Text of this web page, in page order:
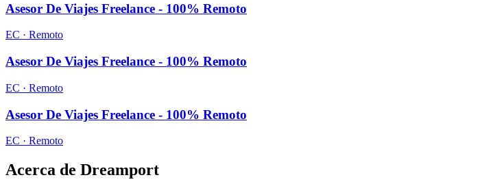
Asesor De Viajes Freelance - 100% Remoto
EC · Remoto
Asesor De Viajes Freelance - 100% Remoto
EC · Remoto
Asesor De Viajes Freelance - 100% Remoto
EC · Remoto
Acerca de Dreamport